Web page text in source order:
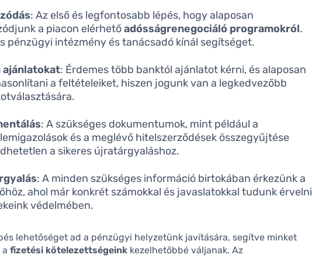
: Az első és legfontosabb lépés, hogy alaposan
a piacon elérhetőadósságrenegociáló programokról.
pénzügyi intézmény és tanácsadó kínál segítséget.
ajánlatokat: Érdemes több banktól ajánlatot kérni, és alaposan
a feltételeiket, hiszen jogunk van a legkedvezőbb
: A szükséges dokumentumok, mint például a
és a meglévő hitelszerződések összegyűjtése
a sikeres újratárgyaláshoz.
: A minden szükséges információ birtokában érkezünk a
ahol már konkrét számokkal és javaslatokkal tudunk érvelni
védelmében.
lehetőséget ad a pénzügyi helyzetünk javítására, segítve minket
afizetési kötelezettségeink kezelhetőbbé váljanak. Az